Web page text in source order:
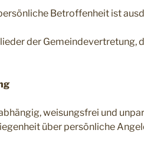
Betroffenheit ist
der Gemeindevertretung,
weisungsfrei und
über persönliche